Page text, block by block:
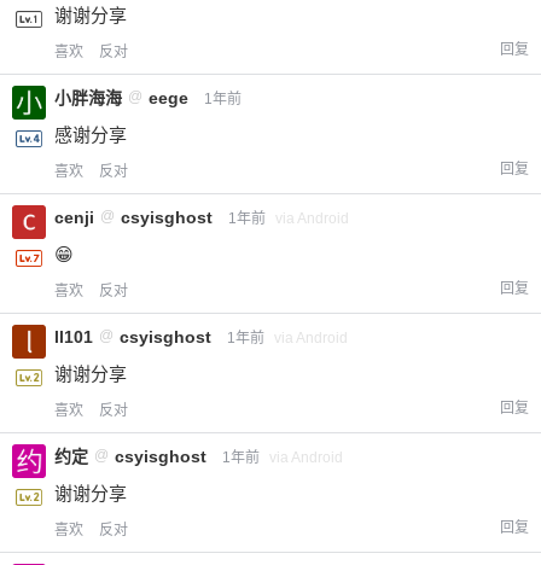
给-熊本熊-打赏
20 元 50 元
谢谢分享
喜欢 反对 回复
小胖海海 @ eege 1年前
感谢分享
喜欢 反对 回复
cenji @ csyisghost 1年前 via Android
😁
喜欢 反对 回复
ll101 @ csyisghost 1年前 via Android
谢谢分享
喜欢 反对 回复
约定 @ csyisghost 1年前 via Android
谢谢分享
喜欢 反对 回复
限。